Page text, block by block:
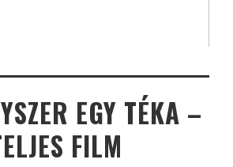
EGY TÉKA –
FILM